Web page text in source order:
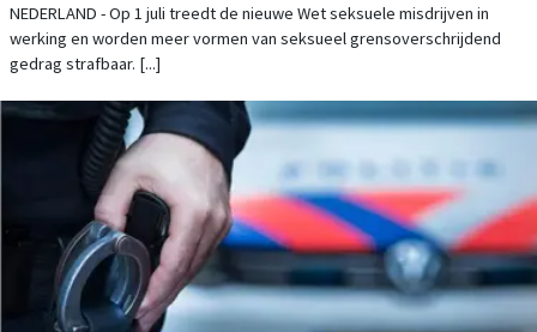
NEDERLAND - Op 1 juli treedt de nieuwe Wet seksuele misdrijven in
werking en worden meer vormen van seksueel grensoverschrijdend
gedrag strafbaar. [...]